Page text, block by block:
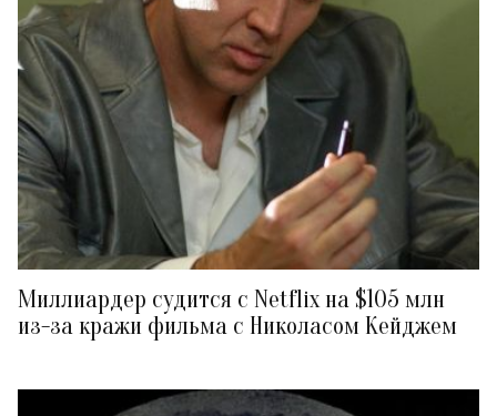
Миллиардер судится с Netflix на $105 млн
из-за кражи фильма с Николасом Кейджем